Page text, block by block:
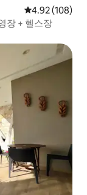
평점 4.92점(5
4.92 (108)
장 + 헬스장